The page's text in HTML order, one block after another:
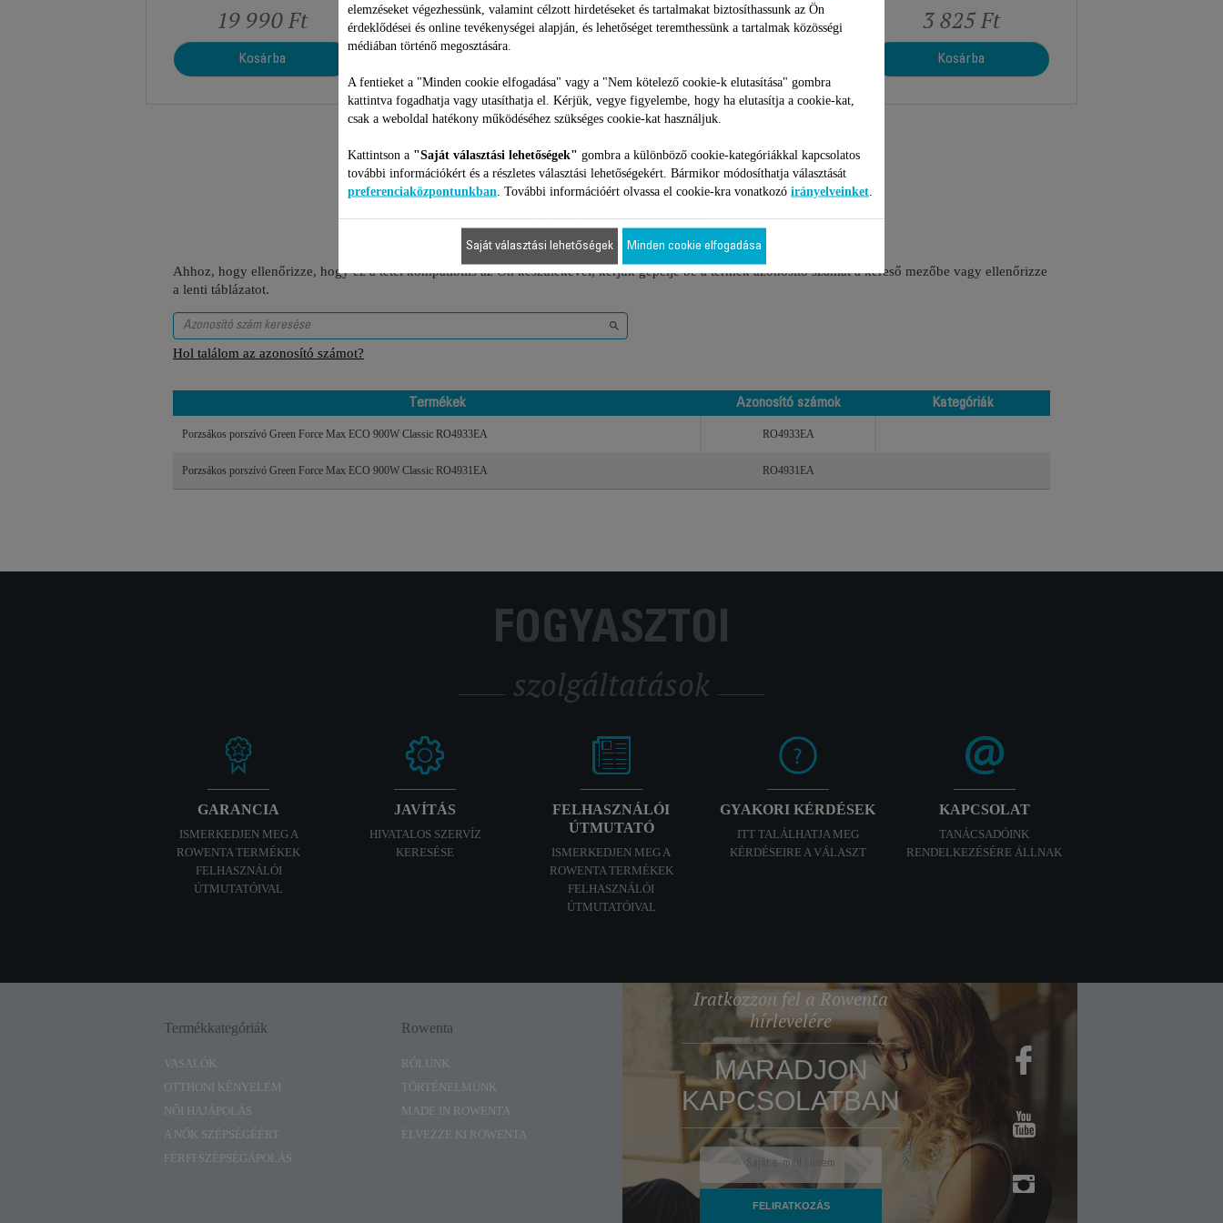
19 990 Ft
Kosárba
4 675 Ft 1 695 Ft 3 825 Ft
Kosárba
2 Termékekhez
Ahhoz, hogy ellenőrizze, hogy ez a tétel kompatibilis az Ön készülékével, kérjük gépelje be a termék azonosító számát a kereső mezőbe vagy ellenőrizze
a lenti táblázatot.
Hol találom az azonosító számot?
Termékek Azonosító számok
Kategóriák
Porzsákos porszívó Green Force Max ECO 900W Classic RO4933EA RO4933EA
Porzsákos porszívó Green Force Max ECO 900W Classic RO4931EA RO4931EA
FOGYASZTÓI
szolgáltatások
GARANCIA
ISMERKEDJEN MEG A
ROWENTA TERMÉKEK
FELHASZNÁLÓI
ÚTMUTATÓIVAL
JAVÍTÁS
HIVATALOS SZERVÍZ
KERESÉSE
FELHASZNÁLÓI
ÚTMUTATÓ
ISMERKEDJEN MEG A
ROWENTA TERMÉKEK
FELHASZNÁLÓI
ÚTMUTATÓIVAL
GYAKORI KÉRDÉSEK
ITT TALÁLHATJA MEG
KÉRDÉSEIRE A VÁLASZT
KAPCSOLAT
TANÁCSADÓINK
RENDELKEZÉSÉRE ÁLLNAK
Termékkategóriák
VASALÓK
OTTHONI KÉNYELEM
NŐI HAJÁPOLÁS
A NŐK SZÉPSÉGÉÉRT
FÉRFI SZÉPSÉGÁPOLÁS
Rowenta
RÓLUNK
TÖRTÉNELMÜNK
MADE IN ROWENTA
ÉLVEZZE KI ROWENTA
Iratkozzon fel a Rowenta
hírlevelére
MARADJON
KAPCSOLATBAN
elemzéseket végezhessünk, valamint célzott hirdetéseket és tartalmakat biztosíthassunk az Ön
érdeklődései és online tevékenységei alapján, és lehetőséget teremthessünk a tartalmak közösségi
médiában történő megosztására.
A fentieket a "Minden cookie elfogadása" vagy a "Nem kötelező cookie-k elutasítása" gombra
kattintva fogadhatja vagy utasíthatja el. Kérjük, vegye figyelembe, hogy ha elutasítja a cookie-kat,
csak a weboldal hatékony működéséhez szükséges cookie-kat használjuk.
Kattintson a "Saját választási lehetőségek" gombra a különböző cookie-kategóriákkal kapcsolatos
további információkért és a részletes választási lehetőségekért. Bármikor módosíthatja választását
preferenciaközpontunkban . További információért olvassa el cookie-kra vonatkozó irányelveinket
Saját választási lehetőségek Minden cookie elfogadása